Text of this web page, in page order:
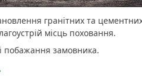
гранітних та
місць поховання.
побажання замовника.